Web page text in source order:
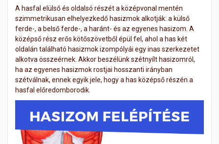
A hasfal elülső és oldalsó részét a középvonal mentén
szimmetrikusan elhelyezkedő hasizmok alkotják: a külső
ferde-, a belső ferde-, a haránt- és az egyenes hasizom. A
középső rész erős kötőszövetből épül fel, ahol a has két
oldalán található hasizmok izompólyái egy inas szerkezetet
alkotva összeérnek. Akkor beszélünk szétnyílt hasizomról,
ha az egyenes hasizmok rostjai hosszanti irányban
szétválnak, ennek egyik jele, hogy a has középső részén a
hasfal előredomborodik.